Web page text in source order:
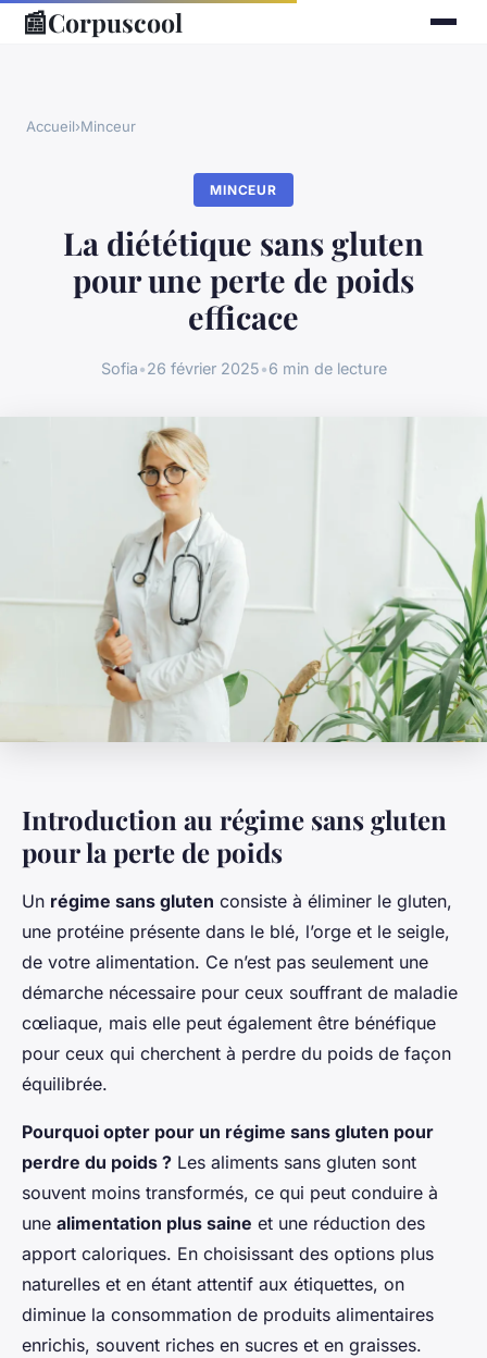
📰Corpuscool
Accueil›Minceur
MINCEUR
La diététique sans gluten
pour une perte de poids
efficace
Sofia•26 février 2025•6 min de lecture
Introduction au régime sans gluten
pour la perte de poids
Un régime sans gluten consiste à éliminer le gluten,
une protéine présente dans le blé, l’orge et le seigle,
de votre alimentation. Ce n’est pas seulement une
démarche nécessaire pour ceux souffrant de maladie
cœliaque, mais elle peut également être bénéfique
pour ceux qui cherchent à perdre du poids de façon
équilibrée.
Pourquoi opter pour un régime sans gluten pour
perdre du poids ? Les aliments sans gluten sont
souvent moins transformés, ce qui peut conduire à
une alimentation plus saine et une réduction des
apport caloriques. En choisissant des options plus
naturelles et en étant attentif aux étiquettes, on
diminue la consommation de produits alimentaires
enrichis, souvent riches en sucres et en graisses.